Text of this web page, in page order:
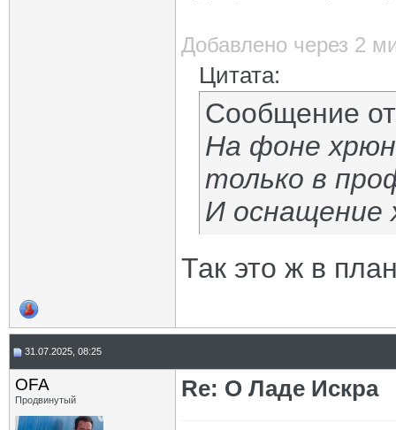
Добавлено через 2
Цитата:
Сообщение
На фоне
только в
И оснащение
Так это ж в
31.07.2025, 08:25
OFA
Продвинутый Re: О Ладе Искра